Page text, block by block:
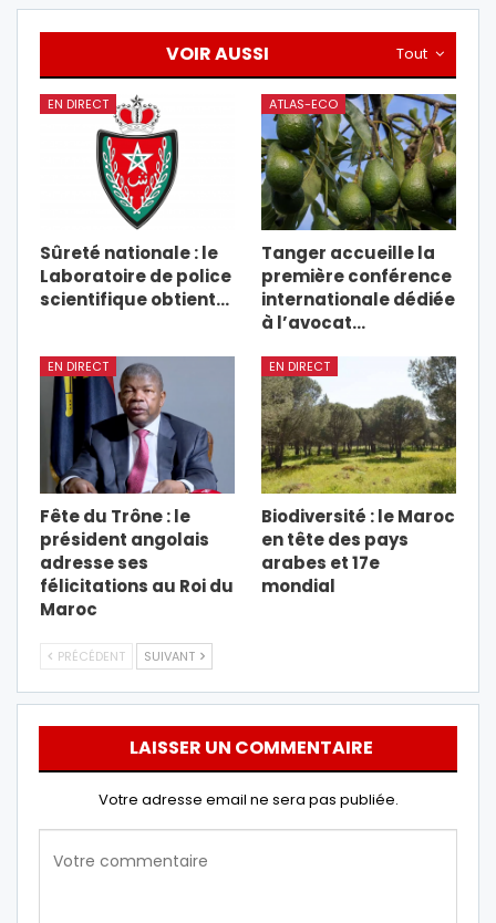
Tout
VOIR AUSSI
EN DIRECT
Sûreté nationale : le
Laboratoire de police
scientifique obtient…
ATLAS-ECO
Tanger accueille la
première conférence
internationale dédiée
à l’avocat…
EN DIRECT
Fête du Trône : le
président angolais
adresse ses
félicitations au Roi du
Maroc
EN DIRECT
Biodiversité : le Maroc
en tête des pays
arabes et 17e
mondial
PRÉCÉDENT SUIVANT
LAISSER UN COMMENTAIRE
Votre adresse email ne sera pas publiée.